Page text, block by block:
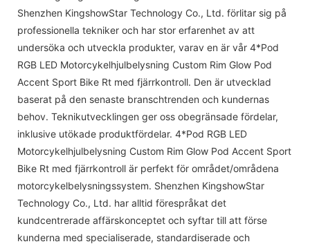
Shenzhen KingshowStar Technology Co., Ltd. förlitar sig på
professionella tekniker och har stor erfarenhet av att
undersöka och utveckla produkter, varav en är vår 4*Pod
RGB LED Motorcykelhjulbelysning Custom Rim Glow Pod
Accent Sport Bike Rt med fjärrkontroll. Den är utvecklad
baserat på den senaste branschtrenden och kundernas
behov. Teknikutvecklingen ger oss obegränsade fördelar,
inklusive utökade produktfördelar. 4*Pod RGB LED
Motorcykelhjulbelysning Custom Rim Glow Pod Accent Sport
Bike Rt med fjärrkontroll är perfekt för området/områdena
motorcykelbelysningssystem. Shenzhen KingshowStar
Technology Co., Ltd. har alltid förespråkat det
kundcentrerade affärskonceptet och syftar till att förse
kunderna med specialiserade, standardiserade och